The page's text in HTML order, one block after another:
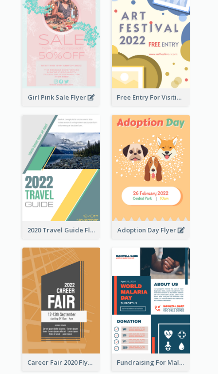
Girl Pink Sale Flyer Free Entry For Visiting Art Fest Flyer
2020 Travel Guide Flyer Adoption Day Flyer
Career Fair 2020 Flyer Fundraising For Malaria Flyer Design